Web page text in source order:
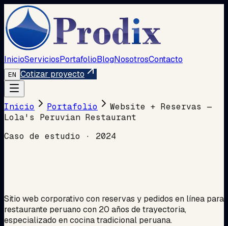
InicioServiciosPortafolioBlogNosotrosContacto
EN Cotizar proyecto
Inicio Portafolio
Website + Reservas —
Lola's Peruvian Restaurant
Caso de estudio · 2024
Sitio web corporativo con reservas y pedidos en línea para
restaurante peruano con 20 años de trayectoria,
especializado en cocina tradicional peruana.